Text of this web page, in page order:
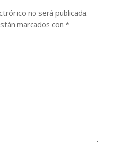
no será publicada.
marcados con *